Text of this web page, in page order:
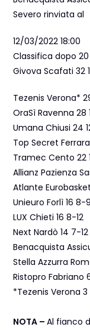
Severo rinviata al
12/03/2022 18:00
Classifica dopo
Givova Scafati 32
Tezenis Verona*
OraSì Ravenna 28
Umana Chiusi 24
Top Secret Ferrara
Tramec Cento 22
Allianz Pazienza
Atlante
Unieuro Forlì 16 8-9
LUX Chieti 16 8-12
Next Nardò 14 7-12
Benacquista
Stella Azzurra
Ristopro Fabriano
*Tezenis
NOTA –Al fianco